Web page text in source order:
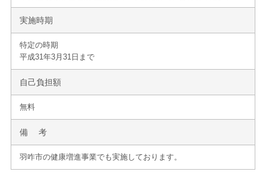
実施時期
特定の時期
平成31年3月31日まで
自己負担額
無料
備 考
羽咋市の健康増進事業でも実施しております。